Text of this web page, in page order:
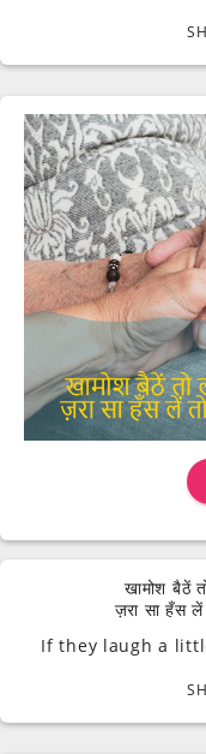
खामोश बैठें
ज़रा सा हँस
If they laugh a